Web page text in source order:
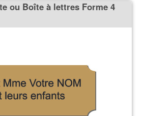
ou Boîte à lettres Forme 4